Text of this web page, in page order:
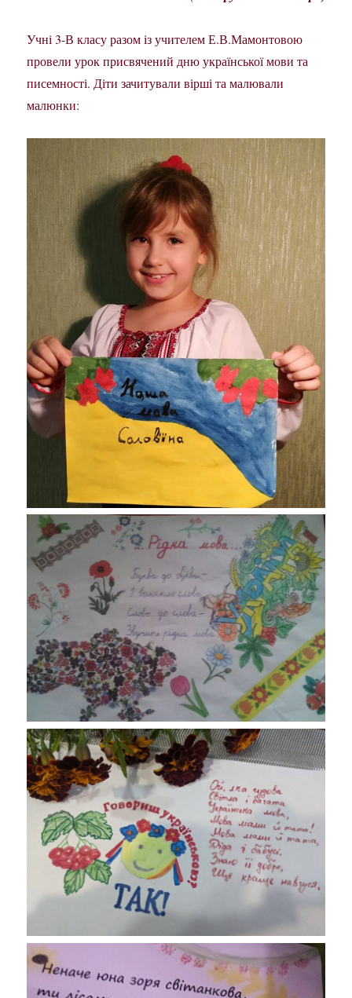
Учні 3-В класу разом із учителем Е.В.Мамонтовою
провели урок присвячений дню української мови та
писемності. Діти зачитували вірші та малювали
малюнки: